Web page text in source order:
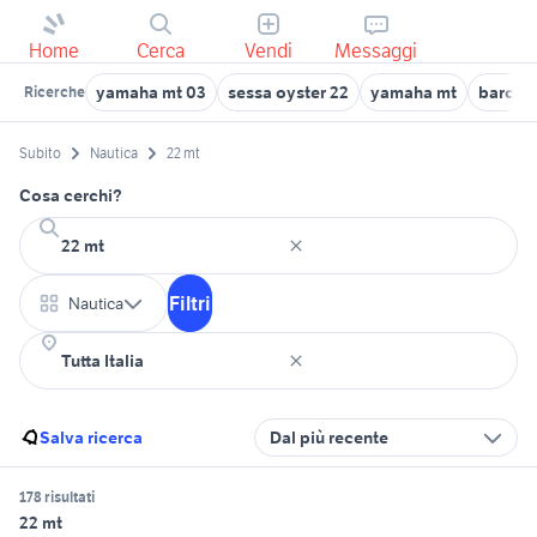
Home Cerca Vendi Messaggi
Ricerche yamaha mt 03 sessa oyster 22 yamaha mt barca
Subito Nautica 22 mt
Cosa cerchi?
Nautica Filtri
Salva ricerca Dal più recente
178 risultati
22 mt